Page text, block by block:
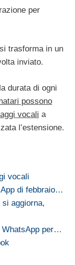
per
trasforma in un
inviato.
durata di ogni
possono
vocali a
l’estensione.
vocali
di febbraio…
si aggiorna,
WhatsApp per…